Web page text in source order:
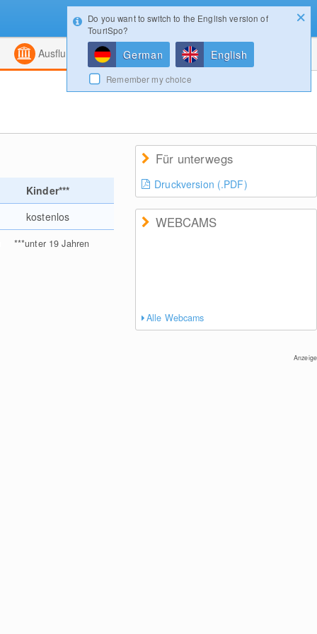
Kombiniert
Ausflugsziele Magazin
Kinder***
kostenlos
***unter 19 Jahren
Für unterwegs
Druckversion (.PDF)
WEBCAMS
Alle Webcams
Anzeige
Login
Do you want to switch to the English version of
TouriSpo?
German English
Remember my choice
Konfigurator Gewinnspiele